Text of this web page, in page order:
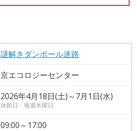
謎解きダンボール迷路
京エコロジーセンター
2026年4月18日(土)～7月1日(水)
休館日：毎週木曜日
09:00～17:00